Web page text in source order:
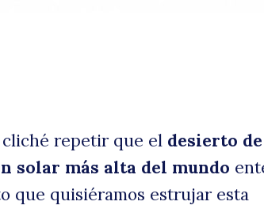
cliché repetir que el desierto de
solar más alta del mundo
que quisiéramos estrujar esta